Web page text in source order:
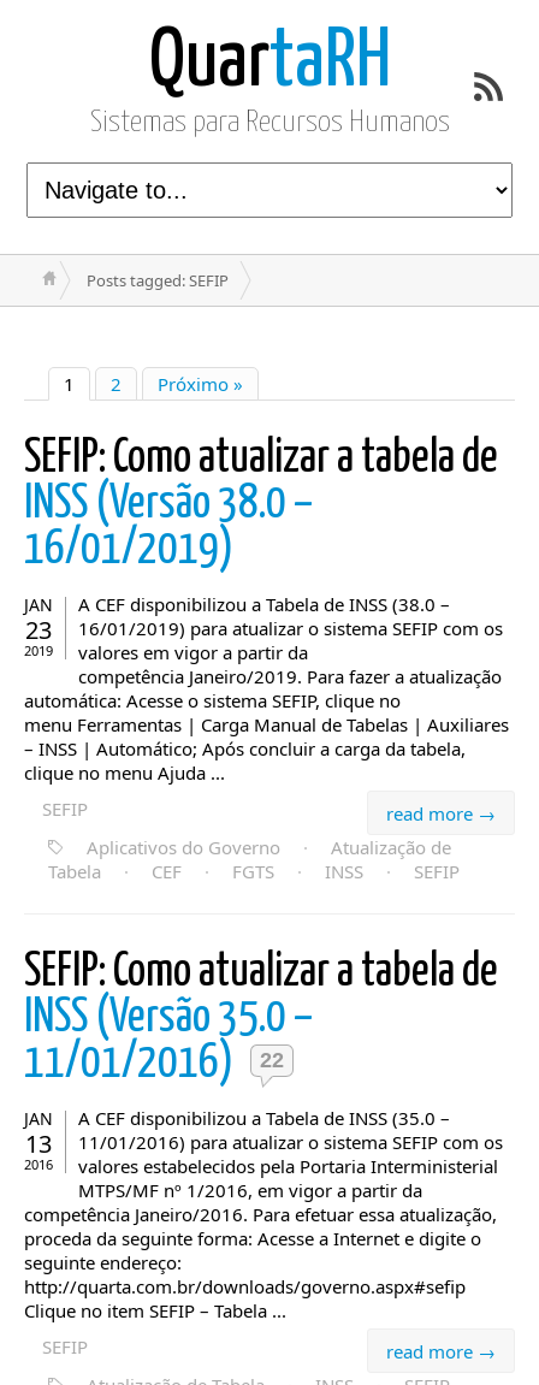
QuartaRH
Sistemas para Recursos Humanos
Posts tagged: SEFIP
1 2 Próximo »
SEFIP: Como atualizar a tabela de
INSS (Versão 38.0 –
16/01/2019)
JAN
23
2019
A CEF disponibilizou a Tabela de INSS (38.0 –
16/01/2019) para atualizar o sistema SEFIP com os
valores em vigor a partir da
competência Janeiro/2019. Para fazer a atualização
automática: Acesse o sistema SEFIP, clique no
menu Ferramentas | Carga Manual de Tabelas | Auxiliares
– INSS | Automático; Após concluir a carga da tabela,
clique no menu Ajuda ...
read more →
SEFIP
Aplicativos do Governo
·
Atualização de
Tabela
· CEF · FGTS · INSS · SEFIP
SEFIP: Como atualizar a tabela de
INSS (Versão 35.0 –
11/01/2016)
22
JAN
13
2016
A CEF disponibilizou a Tabela de INSS (35.0 –
11/01/2016) para atualizar o sistema SEFIP com os
valores estabelecidos pela Portaria Interministerial
MTPS/MF nº 1/2016, em vigor a partir da
competência Janeiro/2016. Para efetuar essa atualização,
proceda da seguinte forma: Acesse a Internet e digite o
seguinte endereço:
http://quarta.com.br/downloads/governo.aspx#sefip
Clique no item SEFIP – Tabela ...
read more →
SEFIP